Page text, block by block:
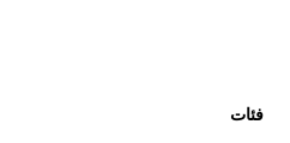
فئات